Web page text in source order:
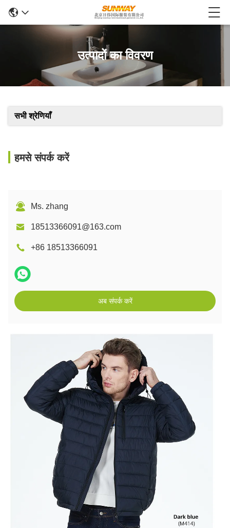
उत्पादों का विवरण
सभी श्रेणियाँ
हमसे संपर्क करें
Ms. zhang
18513366091@163.com
+86 18513366091
अब संपर्क करें